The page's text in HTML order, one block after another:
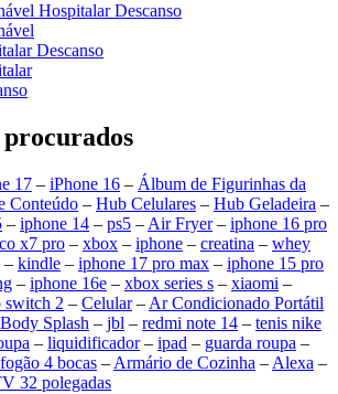
Hospitalar Descanso
Descanso
17 – iPhone 16 – Álbum de Figurinhas da
Conteúdo – Hub Celulares – Hub Geladeira –
– iphone 14 – ps5 – Air Fryer– iphone 16 pro
x7 pro – xbox – iphone – creatina – whey
– kindle – iphone 17 pro max – iphone 15 pro
– iphone 16e – xbox series s – xiaomi –
switch 2 – Celular– Ar Condicionado Portátil
Body Splash – jbl – redmi note 14 – tenis nike
– liquidificador– ipad – guarda roupa –
fogão 4 bocas – Armário de Cozinha – Alexa –
32 polegadas